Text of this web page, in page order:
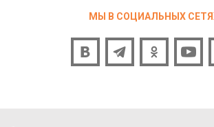
МЫ В СОЦИАЛЬНЫХ